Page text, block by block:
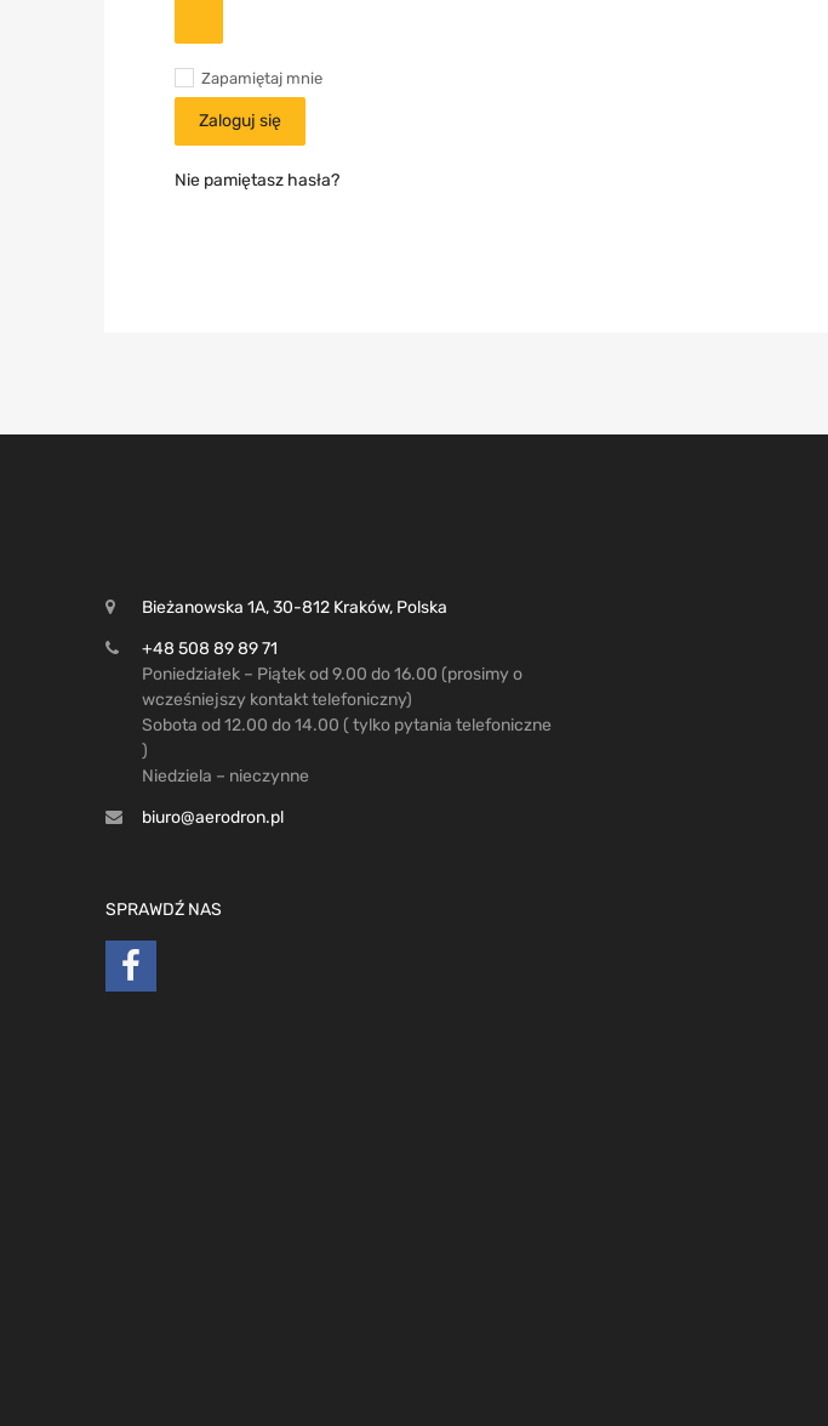
Zapamiętaj mnie
Zaloguj się
Nie pamiętasz hasła?
Bieżanowska 1A, 30-812 Kraków, Polska
+48 508 89 89 71
Poniedziałek – Piątek od 9.00 do 16.00 (prosimy o
wcześniejszy kontakt telefoniczny)
Sobota od 12.00 do 14.00 ( tylko pytania telefoniczne
)
Niedziela – nieczynne
biuro@aerodron.pl
SPRAWDŹ NAS